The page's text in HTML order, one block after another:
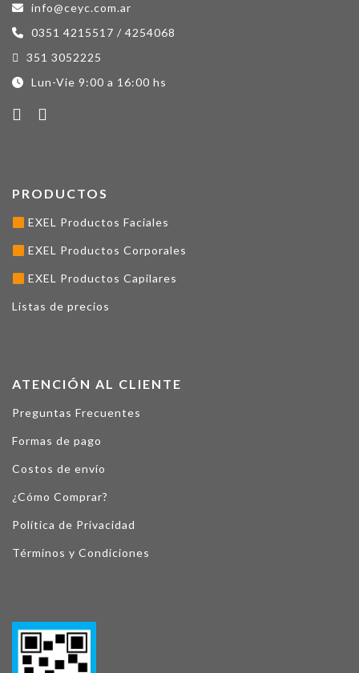
info@ceyc.com.ar
0351 4215517 / 4254068
351 3052225
Lun-Vie 9:00 a 16:00 hs
PRODUCTOS
EXEL Productos Faciales
EXEL Productos Corporales
EXEL Productos Capilares
Listas de precios
ATENCIÓN AL CLIENTE
Preguntas Frecuentes
Formas de pago
Costos de envío
¿Cómo Comprar?
Política de Privacidad
Términos y Condiciones